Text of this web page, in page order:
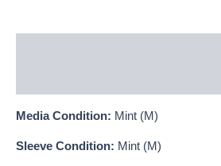
Media Condition: Mint (M)
Sleeve Condition: Mint (M)